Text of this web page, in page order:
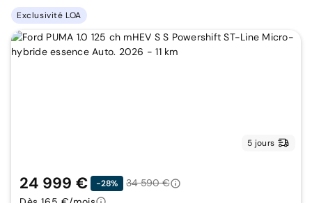
Exclusivité LOA
5 jours
24 999 € -28%
34 590 €